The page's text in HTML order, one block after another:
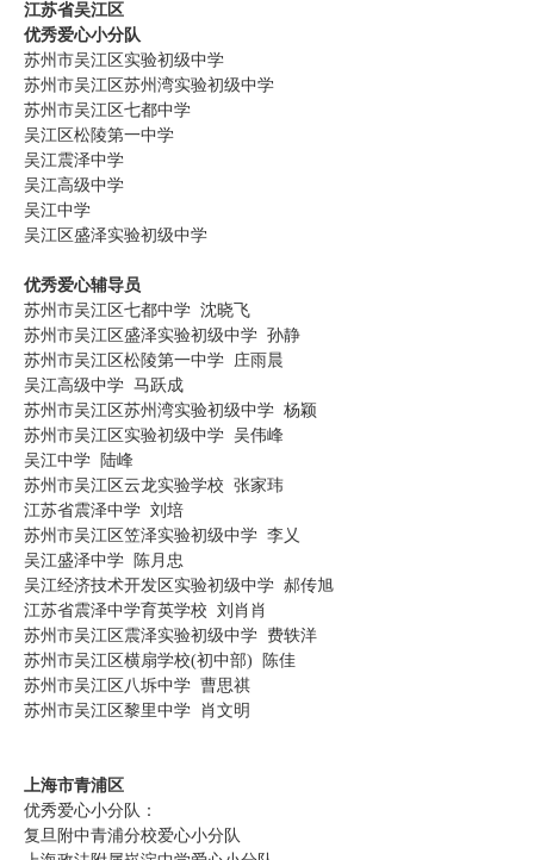
江苏省吴江区
优秀爱心小分队
苏州市吴江区实验初级中学
苏州市吴江区苏州湾实验初级中学
苏州市吴江区七都中学
吴江区松陵第一中学
吴江震泽中学
吴江高级中学
吴江中学
吴江区盛泽实验初级中学
优秀爱心辅导员
苏州市吴江区七都中学 沈晓飞
苏州市吴江区盛泽实验初级中学 孙静
苏州市吴江区松陵第一中学 庄雨晨
吴江高级中学 马跃成
苏州市吴江区苏州湾实验初级中学 杨颖
苏州市吴江区实验初级中学 吴伟峰
吴江中学 陆峰
苏州市吴江区云龙实验学校 张家玮
江苏省震泽中学 刘培
苏州市吴江区笠泽实验初级中学 李乂
吴江盛泽中学 陈月忠
吴江经济技术开发区实验初级中学 郝传旭
江苏省震泽中学育英学校 刘肖肖
苏州市吴江区震泽实验初级中学 费轶洋
苏州市吴江区横扇学校(初中部) 陈佳
苏州市吴江区八坼中学 曹思祺
苏州市吴江区黎里中学 肖文明
上海市青浦区
优秀爱心小分队：
复旦附中青浦分校爱心小分队